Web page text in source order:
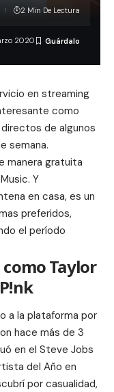
2020
2 Min De Lectura
en streaming
como
de algunos
semana.
manera gratuita
. Y
en casa, es un
preferidos,
el período
Taylor
a la plataforma por
hace más de 3
en el Steve Jobs
del Año en
por casualidad,